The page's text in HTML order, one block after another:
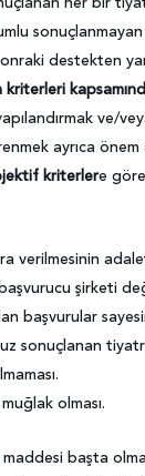
her bir
destekten
ve/
ayrıca önem
kriterlere göre
verilmesinin
şirketi
başvurular
sonuçlanan
olması.
başta